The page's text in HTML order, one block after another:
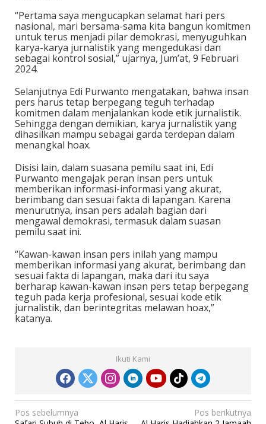
“Pertama saya mengucapkan selamat hari pers
nasional, mari bersama-sama kita bangun komitmen
untuk terus menjadi pilar demokrasi, menyuguhkan
karya-karya jurnalistik yang mengedukasi dan
sebagai kontrol sosial,” ujarnya, Jum’at, 9 Februari
2024.
Selanjutnya Edi Purwanto mengatakan, bahwa insan
pers harus tetap berpegang teguh terhadap
komitmen dalam menjalankan kode etik jurnalistik.
Sehingga dengan demikian, karya jurnalistik yang
dihasilkan mampu sebagai garda terdepan dalam
menangkal hoax.
Disisi lain, dalam suasana pemilu saat ini, Edi
Purwanto mengajak peran insan pers untuk
memberikan informasi-informasi yang akurat,
berimbang dan sesuai fakta di lapangan. Karena
menurutnya, insan pers adalah bagian dari
mengawal demokrasi, termasuk dalam suasan
pemilu saat ini.
“Kawan-kawan insan pers inilah yang mampu
memberikan informasi yang akurat, berimbang dan
sesuai fakta di lapangan, maka dari itu saya
berharap kawan-kawan insan pers tetap berpegang
teguh pada kerja profesional, sesuai kode etik
jurnalistik, dan berintegritas melawan hoax,”
katanya.
Ikuti Kami
N
Pos sebelumnya
Pos berikutnya